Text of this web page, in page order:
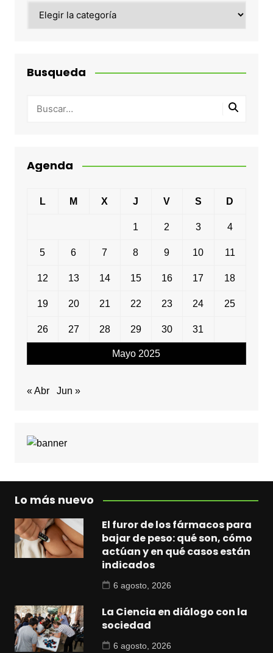
Busqueda
Agenda
Mayo 2025
L M X J V S D
1 2 3 4
5 6 7 8 9 10 11
12 13 14 15 16 17 18
19 20 21 22 23 24 25
26 27 28 29 30 31
« Abr Jun »
Lo más nuevo
El furor de los fármacos para
bajar de peso: qué son, cómo
actúan y en qué casos están
indicados
6 agosto, 2026
La Ciencia en diálogo con la
sociedad
6 agosto, 2026